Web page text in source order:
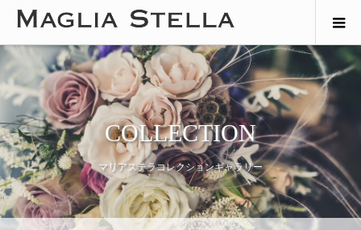
COLLECTION
マリアステラコレクションギャラリー